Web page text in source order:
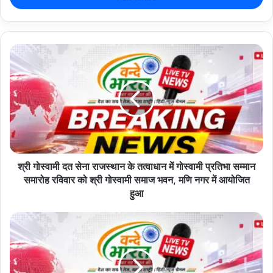
बढ़ता है। यह अभियान लोगों के बीच माँ के महत्व को समझाने और इस खास दिन
को यादगार बनाने की एक सराहनीय पहल साबित हुआ।
( कैमुर से अफसार आलम की रिपोर्ट)
Copy URL
y
u
r
E
m
a
i
l
a
d
s
श्री गोस्वामी दत सेना राजस्थान के तत्वाधान में गोस्वामी प्रतिभा सम्मान
समारोह रविवार को श्री गोस्वामी समाज भवन, मणि नगर में आयोजित
हुआ